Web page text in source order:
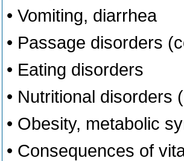
• Vomiting, diarrhea
• Passage disorders
• Eating disorders
• Nutritional disorders
• Obesity, metabolic
• Consequences of